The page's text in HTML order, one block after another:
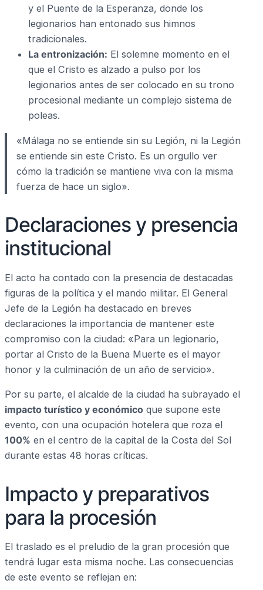
y el Puente de la Esperanza, donde los
legionarios han entonado sus himnos
tradicionales.
La entronización: El solemne momento en el
que el Cristo es alzado a pulso por los
legionarios antes de ser colocado en su trono
procesional mediante un complejo sistema de
poleas.
«Málaga no se entiende sin su Legión, ni la Legión
se entiende sin este Cristo. Es un orgullo ver
cómo la tradición se mantiene viva con la misma
fuerza de hace un siglo».
Declaraciones y presencia
institucional
El acto ha contado con la presencia de destacadas
figuras de la política y el mando militar. El General
Jefe de la Legión ha destacado en breves
declaraciones la importancia de mantener este
compromiso con la ciudad: «Para un legionario,
portar al Cristo de la Buena Muerte es el mayor
honor y la culminación de un año de servicio».
Por su parte, el alcalde de la ciudad ha subrayado el
impacto turístico y económico que supone este
evento, con una ocupación hotelera que roza el
100% en el centro de la capital de la Costa del Sol
durante estas 48 horas críticas.
Impacto y preparativos
para la procesión
El traslado es el preludio de la gran procesión que
tendrá lugar esta misma noche. Las consecuencias
de este evento se reflejan en: